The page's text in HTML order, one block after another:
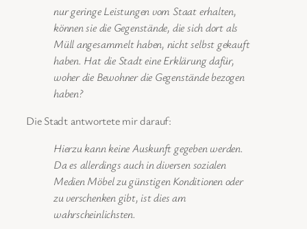
nur geringe Leistungen vom Staat erhalten,
können sie die Gegenstände, die sich dort als
Müll angesammelt haben, nicht selbst gekauft
haben. Hat die Stadt eine Erklärung dafür,
woher die Bewohner die Gegenstände bezogen
haben?
Die Stadt antwortete mir darauf:
Hierzu kann keine Auskunft gegeben werden.
Da es allerdings auch in diversen sozialen
Medien Möbel zu günstigen Konditionen oder
zu verschenken gibt, ist dies am
wahrscheinlichsten.